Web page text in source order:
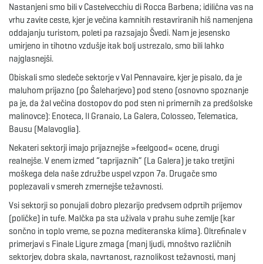
v
a
Nastanjeni smo bili v Castelvecchiu di Rocca Barbena; idilična vas na
vrhu zavite ceste, kjer je večina kamnitih restavriranih hiš namenjena
oddajanju turistom, poleti pa razsajajo Švedi. Nam je jesensko
umirjeno in tihotno vzdušje itak bolj ustrezalo, smo bili lahko
najglasnejši.
Obiskali smo sledeče sektorje v Val Pennavaire, kjer je pisalo, da je
maluhom prijazno (po Šaleharjevo) pod steno (osnovno spoznanje
pa je, da žal večina dostopov do pod sten ni primernih za predšolske
malinovce): Enoteca, Il Granaio, La Galera, Colosseo, Telematica,
Bausu (Malavoglia).
Nekateri sektorji imajo prijaznejše »feelgood« ocene, drugi
realnejše. V enem izmed “taprijaznih” (La Galera) je tako tretjini
moškega dela naše združbe uspel vzpon 7a. Drugače smo
poplezavali v smereh zmernejše težavnosti.
Vsi sektorji so ponujali dobro plezarijo predvsem odprtih prijemov
(poličke) in tufe. Malčka pa sta uživala v prahu suhe zemlje (kar
sončno in toplo vreme, se pozna mediteranska klima). Oltrefinale v
primerjavi s Finale Ligure zmaga (manj ljudi, mnoštvo različnih
sektorjev, dobra skala, navrtanost, raznolikost težavnosti, manj